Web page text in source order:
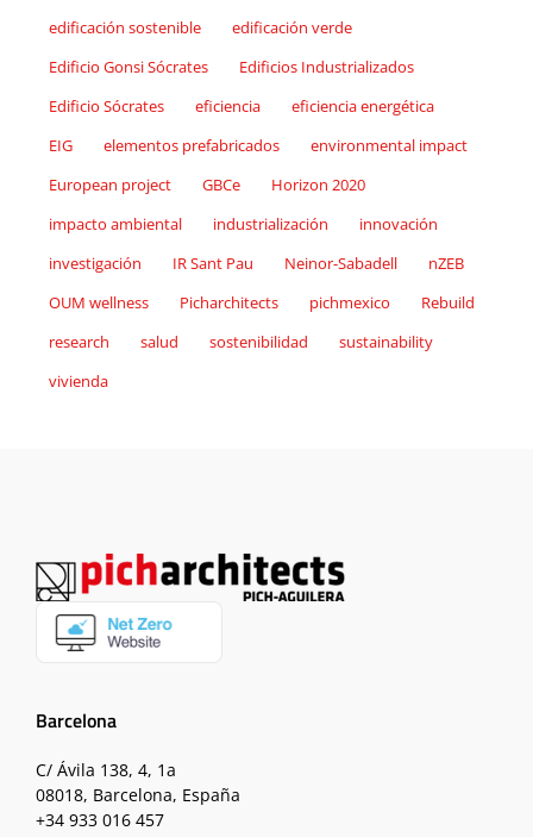
edificación sostenible
edificación verde
Edificio Gonsi Sócrates
Edificios Industrializados
Edificio Sócrates
eficiencia
eficiencia energética
EIG
elementos prefabricados
environmental impact
European project
GBCe
Horizon 2020
impacto ambiental
industrialización
innovación
investigación
IR Sant Pau Neinor-Sabadell
nZEB
OUM wellness
Picharchitects pichmexico
Rebuild
research
salud sostenibilidad
sustainability
vivienda
Barcelona
C/ Ávila 138, 4, 1a
08018, Barcelona, España
+34 933 016 457